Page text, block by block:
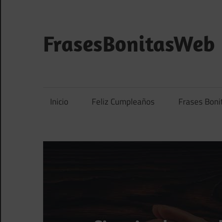
contenido
FrasesBonitasWeb
y
Inicio Feliz Cumpleaños Frases